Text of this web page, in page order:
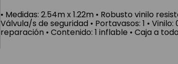
• Medidas: 2.54m x 1.22m • Robusto vinilo
Válvula/s de seguridad • Portavasos: 1 •
reparación • Contenido: 1 inflable • Caja a